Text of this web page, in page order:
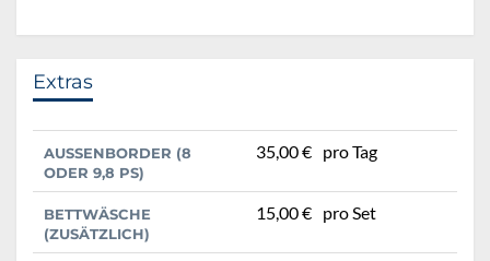
Extras
AUSSENBORDER (8 O
DER 9,8 PS)
35,00 € pro Tag
BETTWÄSCHE
(ZUSÄTZLICH)
15,00 € pro Set